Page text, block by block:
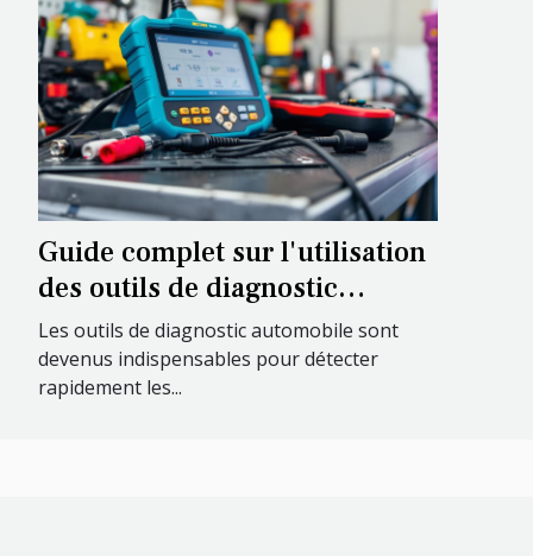
Guide complet sur l'utilisation
des outils de diagnostic
automobile
Les outils de diagnostic automobile sont
devenus indispensables pour détecter
rapidement les...